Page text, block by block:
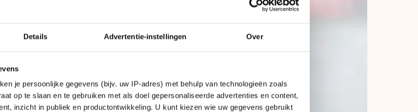
Details Advertentie-instellingen Over
je persoonlijke gegevens (bijv. uw IP-adres) met behulp van technologieën zoals
op te slaan en te gebruiken met als doel gepersonaliseerde advertenties en content,
inzicht in publiek en productontwikkeling. U kunt kiezen wie uw gegevens gebruikt